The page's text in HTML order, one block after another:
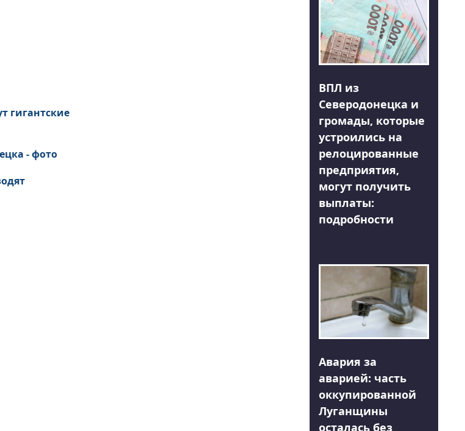
гигантские
- фото
ВПЛ из
Северодонецка и
громады, которые
устроились на
релоцированные
предприятия,
могут получить
выплаты:
подробности
Авария за
аварией: часть
оккупированной
Луганщины
осталась без